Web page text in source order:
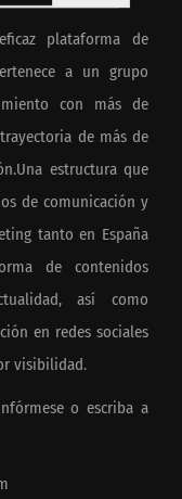
plataforma de
a un grupo
con más de
de más de
estructura que
de comunicación y
tanto en España
de contenidos
así como
en redes sociales
visibilidad.
o escriba a